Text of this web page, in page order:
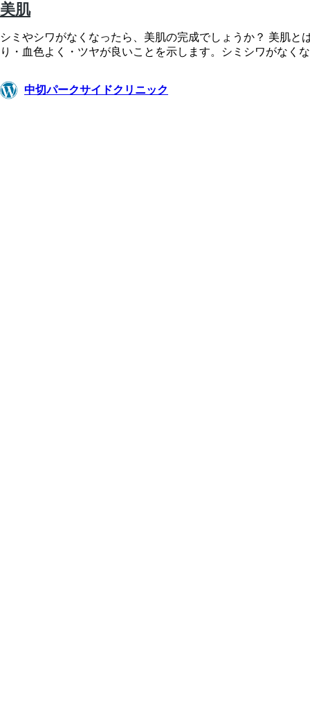
美肌
シミやシワがなくなったら、美肌の完成でしょうか？ 美肌
り・血色よく・ツヤが良いことを示します。シミシワがな
中切パークサイドクリニック